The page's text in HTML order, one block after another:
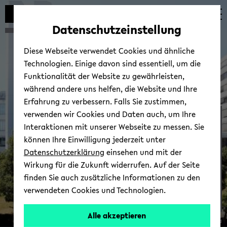
Automatische
vermeiden
zum
wechseln
zum
wechseln
zum
wechseln
Ich möch­te be­ra­ten
© Uni­ver­si­tät Bie­le­feld
Datenschutzeinstellung
Diese Webseite verwendet Cookies und ähnliche
Technologien. Einige davon sind essentiell, um die
Funktionalität der Website zu gewährleisten,
während andere uns helfen, die Website und Ihre
Erfahrung zu verbessern. Falls Sie zustimmen,
verwenden wir Cookies und Daten auch, um Ihre
Interaktionen mit unserer Webseite zu messen. Sie
können Ihre Einwilligung jederzeit unter
Datenschutzerklärung einsehen und mit der
Wirkung für die Zukunft widerrufen. Auf der Seite
finden Sie auch zusätzliche Informationen zu den
verwendeten Cookies und Technologien.
Alle akzeptieren